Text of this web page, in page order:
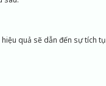
quả sẽ dẫn đến sự tích tụ